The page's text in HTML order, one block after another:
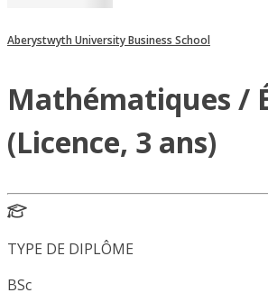
Aberystwyth University Business School
Mathématiques /
(Licence, 3 ans)
TYPE DE DIPLÔME
BSc